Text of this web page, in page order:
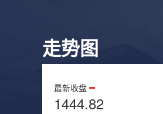
走势图
最新收盘
1444.82